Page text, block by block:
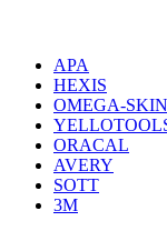
APA
HEXIS
OMEGA-
ORACAL
AVERY
SOTT
3M